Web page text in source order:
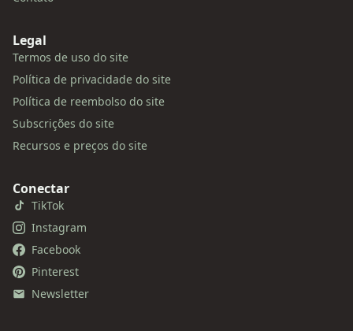
Legal
Termos de uso do site
Política de privacidade do site
Política de reembolso do site
Subscrições do site
Recursos e preços do site
Conectar
TikTok
Instagram
Facebook
Pinterest
Newsletter